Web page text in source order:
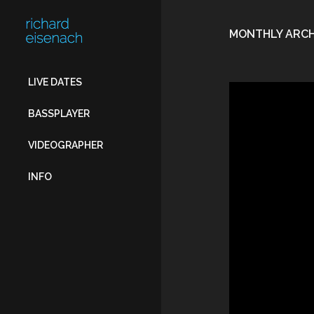
LIVE DATES
BASSPLAYER
VIDEOGRAPHER
INFO
MONTHLY